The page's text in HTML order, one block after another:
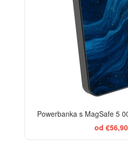
Powerbanka s MagSafe 5
od €56,90